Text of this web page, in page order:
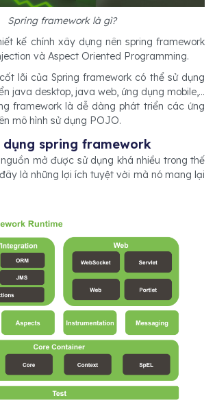
Spring framework là gì?
kế chính xây dựng nên spring framework
và Aspect Oriented Programming.
lõi của Spring framework có thể sử dụng
java desktop, java web, ứng dụng mobile,...
framework là dễ dàng phát triển các ứng
mô hình sử dụng POJO.
dụng spring framework
mở được sử dụng khá nhiều trong thế
là những lợi ích tuyệt vời mà nó mang lại